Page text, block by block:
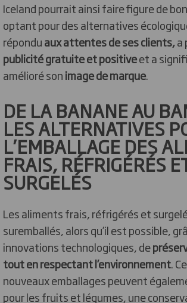
Iceland pourrait ainsi faire figure de
optant pour des alternatives
réponduaux attentes de ses clients,a
publicité gratuite et positiveet a
amélioré sonimage de marque.
DE LA BANANE AU
LES ALTERNATIVES
L’EMBALLAGE DES
FRAIS, RÉFRIGÉRÉS
SURGELÉS
Les aliments frais, réfrigérés et
suremballés, alors qu’il est possible,
innovations technologiques, de
tout en respectant l’environnement.
nouveaux emballages peuvent
pour les fruits et légumes, une